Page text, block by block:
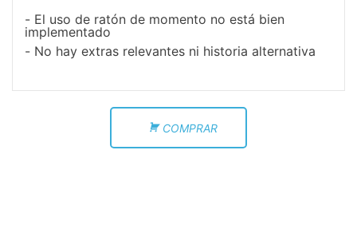
El uso de ratón de momento no está bien
implementado
No hay extras relevantes ni historia alternativa
COMPRAR